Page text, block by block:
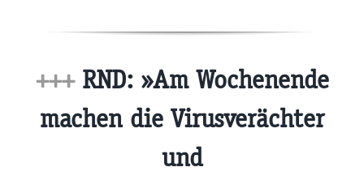
+++RND: »Am Wochenende
machen die Virusverächter
und